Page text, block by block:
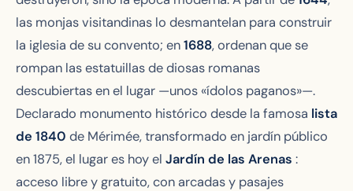
las monjas visitandinas lo desmantelan para construir
la iglesia de su convento; en1688, ordenan que se
rompan las estatuillas de diosas romanas
descubiertas en el lugar —unos «ídolos paganos»—.
Declarado monumento histórico desde la famosa lista
de 1840 de Mérimée, transformado en jardín público
en 1875, el lugar es hoy el Jardín de las Arenas :
acceso libre y gratuito, con arcadas y pasajes